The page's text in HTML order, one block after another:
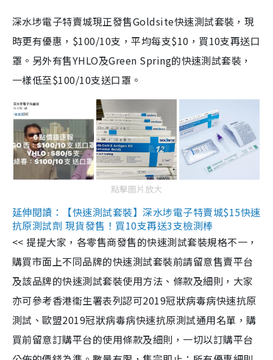
深水埗電子特賣城現正發售Goldsite快速測試套裝，現
時更有優惠，$100/10支，平均每支$10，買10支再送口
罩。另外有售YHLO及Green Spring的快速測試套裝，
一樣低至$100/10支送口罩。
點擊圖片放大
延伸閱讀：【快速測試套裝】深水埗電子特賣城$15快速
抗原測試劑 現貨發售！買10支再送3支檢測棒
<< 提提大家，各零售商發售的快速測試套裝規格不一，
購買市面上不同品牌的快速測試套裝前請留意售賣平台
及該品牌的快速測試套裝使用方法、條款及細則，大家
亦可參考香港衞生署表列認可2019冠狀病毒病快速抗原
測試、歐盟2019冠狀病毒病快速抗原測試通用名單，購
買前留意訂購平台的使用條款及細則，一切以訂購平台